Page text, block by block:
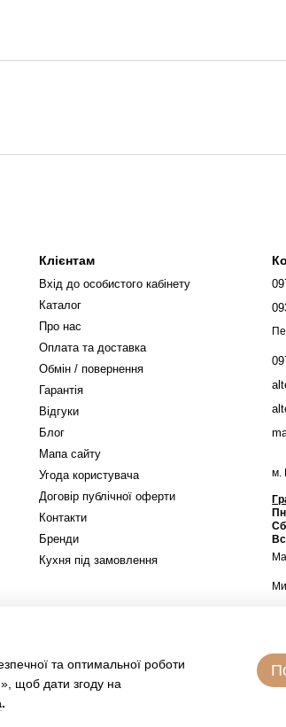
Клієнтам
Вхід до особистого кабінету
Каталог
Про нас
Оплата та доставка
Обмін / повернення
Гарантія
Відгуки
Блог
Мапа сайту
Угода користувача
Договір публічної оферти
Контакти
Бренди
Кухня під замовлення
м.
та оптимальної роботи
щоб дати згоду на
.